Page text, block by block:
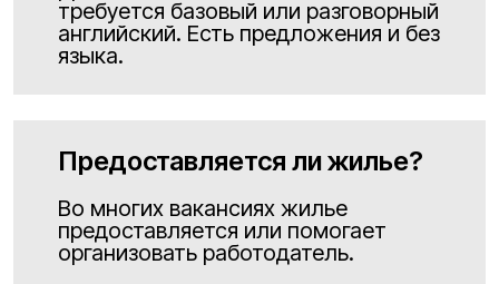
требуется базовый или разговорный
английский. Есть предложения и без
языка.
Предоставляется ли жилье?
Во многих вакансиях жилье
предоставляется или помогает
организовать работодатель.